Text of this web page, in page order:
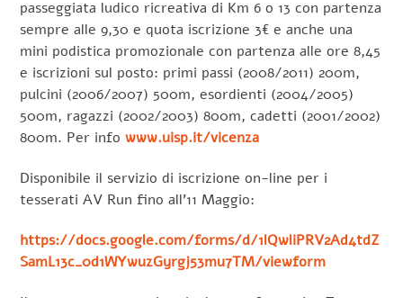
passeggiata ludico ricreativa di Km 6 o 13 con partenza
sempre alle 9,30 e quota iscrizione 3€ e anche una
mini podistica promozionale con partenza alle ore 8,45
e iscrizioni sul posto: primi passi (2008/2011) 200m,
pulcini (2006/2007) 500m, esordienti (2004/2005)
500m, ragazzi (2002/2003) 800m, cadetti (2001/2002)
800m. Per infowww.uisp.it/vicenza
Disponibile il servizio di iscrizione on-line per i
tesserati AV Run fino all’11 Maggio:
https://docs.google.com/forms/d/1lQwliPRV2Ad4tdZ
SamL13c_0d1WYwuzGyrgj53mu7TM/viewform